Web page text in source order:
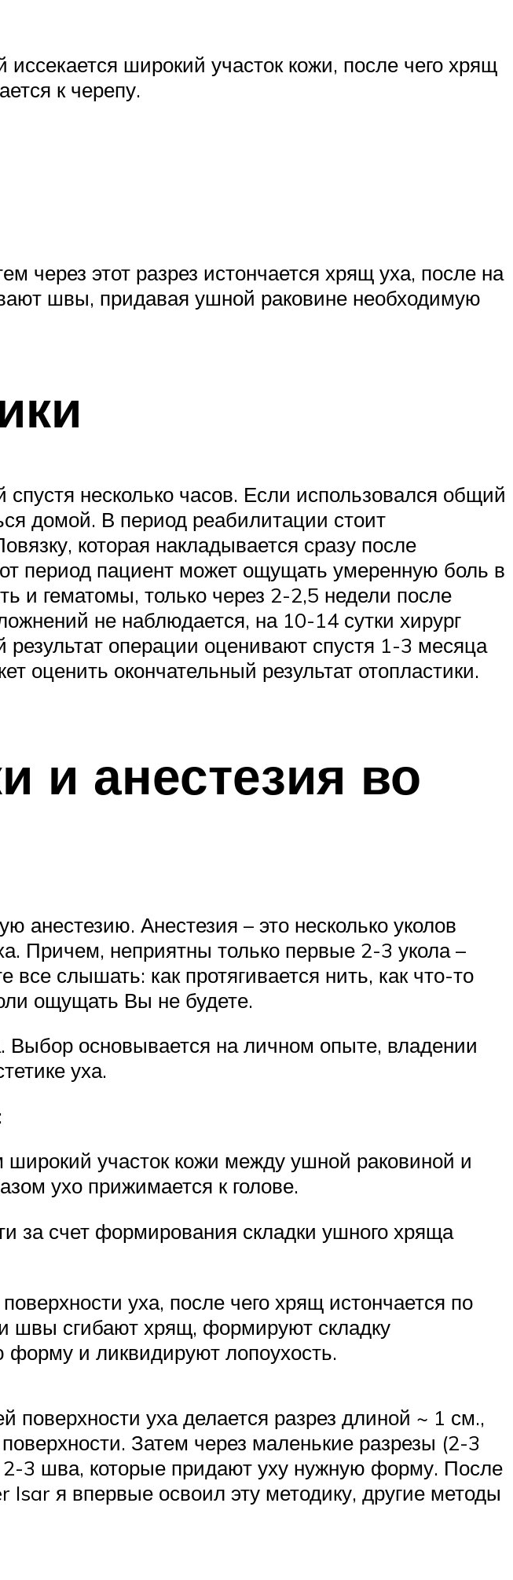
широкий участок кожи, после чего хрящ
к черепу.
через этот разрез истончается хрящ уха, после на
швы, придавая ушной раковине необходимую
несколько часов. Если использовался общий
домой. В период реабилитации стоит
которая накладывается сразу после
период пациент может ощущать умеренную боль в
и гематомы, только через 2-2,5 недели после
не наблюдается, на 10-14 сутки хирург
операции оценивают спустя 1-3 месяца
оценить окончательный результат отопластики.
и анестезия во
анестезию. Анестезия – это несколько уколов
Причем, неприятны только первые 2-3 укола –
слышать: как протягивается нить, как что-то
ощущать Вы не будете.
Выбор основывается на личном опыте, владении
уха.
участок кожи между ушной раковиной и
ухо прижимается к голове.
за счет формирования складки ушного хряща
уха, после чего хрящ истончается по
швы сгибают хрящ, формируют складку
и ликвидируют лопоухость.
поверхности уха делается разрез длиной ~ 1 см.,
Затем через маленькие разрезы (2-3
3 шва, которые придают уху нужную форму. После
Isar я впервые освоил эту методику, другие методы